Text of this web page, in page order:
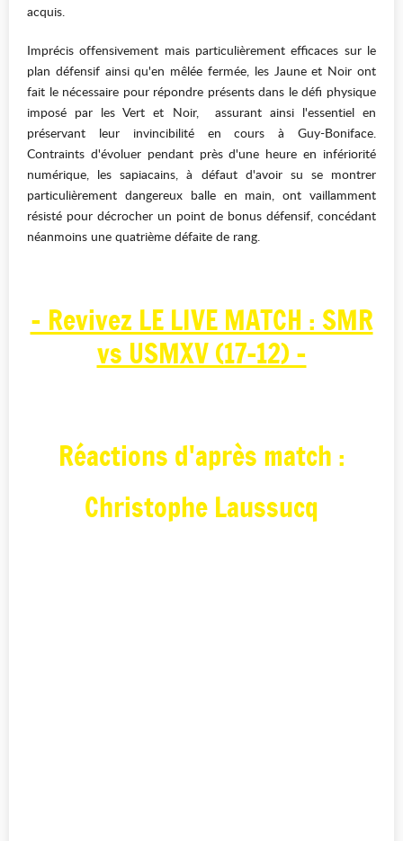
acquis.
Imprécis offensivement mais particulièrement efficaces sur le
plan défensif ainsi qu'en mêlée fermée, les Jaune et Noir ont
fait le nécessaire pour répondre présents dans le défi physique
imposé par les Vert et Noir, assurant ainsi l'essentiel en
préservant leur invincibilité en cours à Guy-Boniface.
Contraints d'évoluer pendant près d'une heure en infériorité
numérique, les sapiacains, à défaut d'avoir su se montrer
particulièrement dangereux balle en main, ont vaillamment
résisté pour décrocher un point de bonus défensif, concédant
néanmoins une quatrième défaite de rang.
- Revivez LE LIVE MATCH : SMR
vs USMXV (17-12) -
Réactions d'après match :
Christophe Laussucq